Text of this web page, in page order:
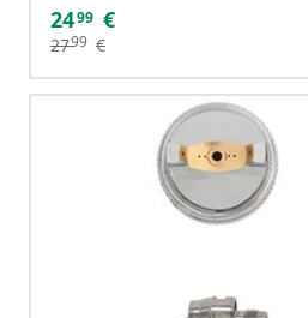
2499 €
2799 €